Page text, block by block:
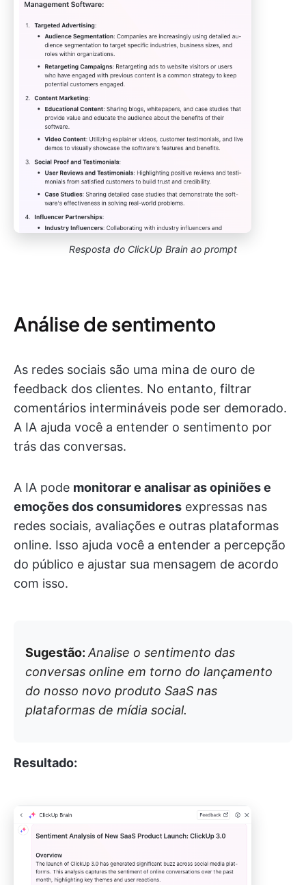
Resposta do ClickUp Brain ao prompt
Análise de sentimento
As redes sociais são uma mina de ouro de
feedback dos clientes. No entanto, filtrar
comentários intermináveis pode ser demorado.
A IA ajuda você a entender o sentimento por
trás das conversas.
A IA pode monitorar e analisar as opiniões e
emoções dos consumidores expressas nas
redes sociais, avaliações e outras plataformas
online. Isso ajuda você a entender a percepção
do público e ajustar sua mensagem de acordo
com isso.
Sugestão: Analise o sentimento das
conversas online em torno do lançamento
do nosso novo produto SaaS nas
plataformas de mídia social.
Resultado: